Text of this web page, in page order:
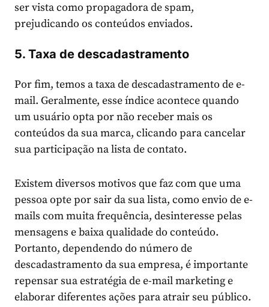
ser vista como propagadora de spam,
prejudicando os conteúdos enviados.
5. Taxa de descadastramento
Por fim, temos a taxa de descadastramento de e-
mail. Geralmente, esse índice acontece quando
um usuário opta por não receber mais os
conteúdos da sua marca, clicando para cancelar
sua participação na lista de contato.
Existem diversos motivos que faz com que uma
pessoa opte por sair da sua lista, como envio de e-
mails com muita frequência, desinteresse pelas
mensagens e baixa qualidade do conteúdo.
Portanto, dependendo do número de
descadastramento da sua empresa, é importante
repensar sua estratégia de e-mail marketing e
elaborar diferentes ações para atrair seu público.